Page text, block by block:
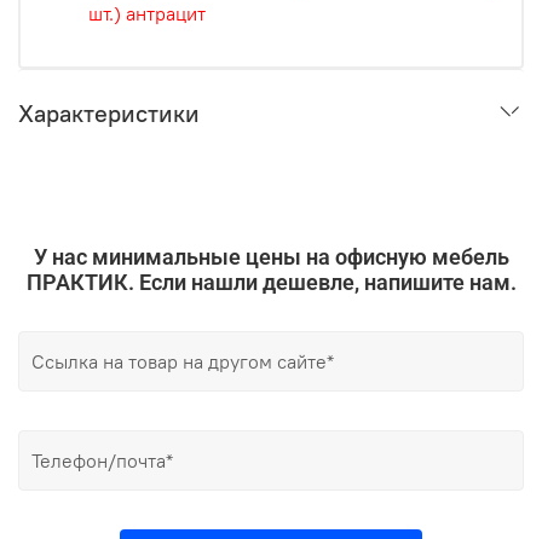
шт.) антрацит
Характеристики
У нас минимальные цены на офисную мебель
ПРАКТИК. Если нашли дешевле, напишите нам.